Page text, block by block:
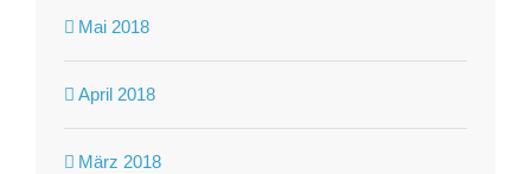
Mai 2018
April 2018
März 2018